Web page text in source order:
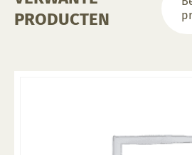
PRODUCTEN